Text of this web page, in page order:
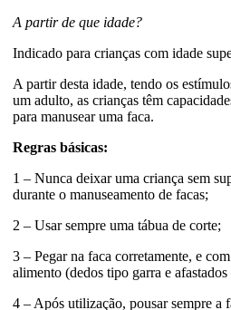
A partir de que idade?
Indicado para crianças com idade
A partir desta idade, tendo os
um adulto, as crianças têm
para manusear uma faca.
Regras básicas:
1 – Nunca deixar uma criança sem
durante o manuseamento de facas;
2 – Usar sempre uma tábua de corte;
3 – Pegar na faca corretamente, e
alimento (dedos tipo garra e
4 – Após utilização, pousar sempre a